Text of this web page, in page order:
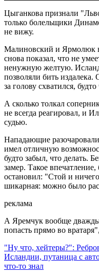
Цыганкова признали
только болельщики
не вижу.
Малиновский и Ярмолюк
снова показал, что не
ненужную желтую.
позволяли бить
за голову схватился,
А сколько толкал
не всегда реагировал, и
судью.
Нападающие
имел отличную
будто забыл, что делать.
замер. Такое впечатление,
остановил: "Стой и
шикарная: можно было
реклама
А Яремчук вообще
попасть прямо во
"Ну что, хейтеры?":
Исландии, путаница с
что-то знал